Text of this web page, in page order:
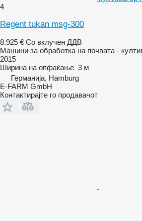
4
Regent tukan msg-300
8.925 € Со вклучен ДДВ
Машини за обработка на почвата -
2015
Ширина на опфаќање 3 м
Германија, Hamburg
E-FARM GmbH
Контактирајте го продавачот